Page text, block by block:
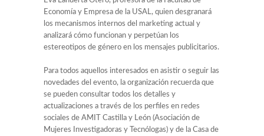
Economía y Empresa de la USAL, quien desgranará
los mecanismos internos del marketing actual y
analizará cómo funcionan y perpetúan los
estereotipos de género en los mensajes publicitarios.
Para todos aquellos interesados en asistir o seguir las
novedades del evento, la organización recuerda que
se pueden consultar todos los detalles y
actualizaciones a través de los perfiles en redes
sociales de AMIT Castilla y León (Asociación de
Mujeres Investigadoras y Tecnólogas) y de la Casa de